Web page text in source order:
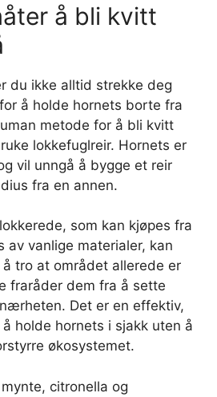
å bli kvitt
du ikke alltid strekke deg
å holde hornets borte fra
metode for å bli kvitt
lokkefuglreir. Hornets er
vil unngå å bygge et reir
fra en annen.
som kan kjøpes fra
av vanlige materialer, kan
tro at området allerede er
fraråder dem fra å sette
Det er en effektiv,
holde hornets i sjakk uten å
økosystemet.
citronella og